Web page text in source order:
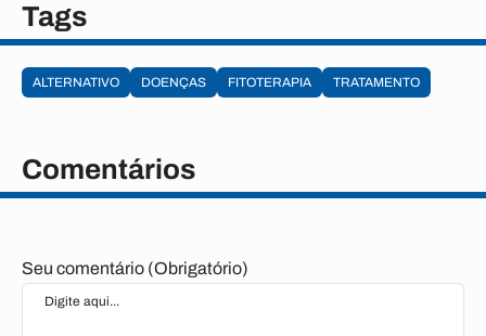
Tags
ALTERNATIVO DOENÇAS FITOTERAPIA TRATAMENTO
Comentários
Seu comentário (Obrigatório)